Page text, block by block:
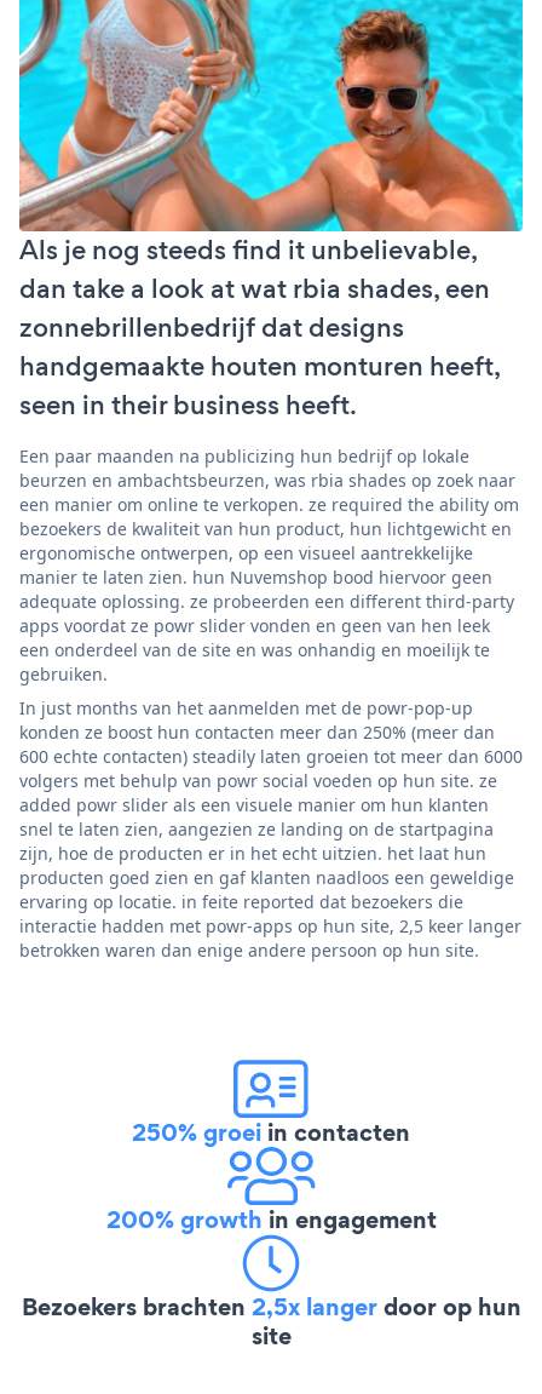
Als je nog steeds find it unbelievable,
dan take a look at wat rbia shades, een
zonnebrillenbedrijf dat designs
handgemaakte houten monturen heeft,
seen in their business heeft.
Een paar maanden na publicizing hun bedrijf op lokale
beurzen en ambachtsbeurzen, was rbia shades op zoek naar
een manier om online te verkopen. ze required the ability om
bezoekers de kwaliteit van hun product, hun lichtgewicht en
ergonomische ontwerpen, op een visueel aantrekkelijke
manier te laten zien. hun Nuvemshop bood hiervoor geen
adequate oplossing. ze probeerden een different third-party
apps voordat ze powr slider vonden en geen van hen leek
een onderdeel van de site en was onhandig en moeilijk te
gebruiken.
In just months van het aanmelden met de powr-pop-up
konden ze boost hun contacten meer dan 250% (meer dan
600 echte contacten) steadily laten groeien tot meer dan 6000
volgers met behulp van powr social voeden op hun site. ze
added powr slider als een visuele manier om hun klanten
snel te laten zien, aangezien ze landing on de startpagina
zijn, hoe de producten er in het echt uitzien. het laat hun
producten goed zien en gaf klanten naadloos een geweldige
ervaring op locatie. in feite reported dat bezoekers die
interactie hadden met powr-apps op hun site, 2,5 keer langer
betrokken waren dan enige andere persoon op hun site.
250% groei in contacten
200% growth in engagement
Bezoekers brachten 2,5x langerdoor op hun
site